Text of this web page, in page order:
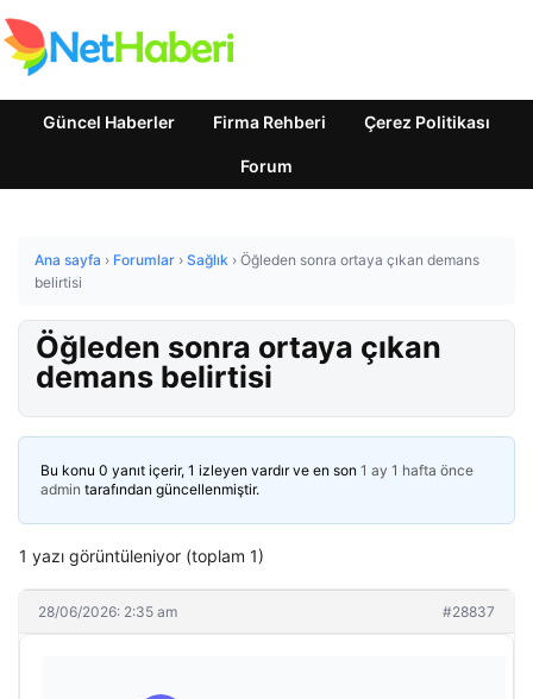
Güncel Haberler Firma Rehberi Çerez Politikası
Forum
Ana sayfa › Forumlar › Sağlık › Öğleden sonra ortaya çıkan demans
belirtisi
Öğleden sonra ortaya çıkan
demans belirtisi
Bu konu 0 yanıt içerir, 1 izleyen vardır ve en son 1 ay 1 hafta önce
admin tarafından güncellenmiştir.
1 yazı görüntüleniyor (toplam 1)
28/06/2026: 2:35 am #28837